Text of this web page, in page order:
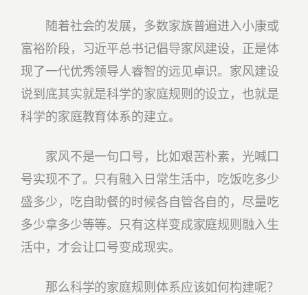
随着社会的发展，多数家族普遍进入小康或
富裕阶段，习近平总书记倡导家风建设，正是体
现了一代优秀领导人睿智的远见卓识。家风建设
说到底其实就是科学的家庭规则的设立，也就是
科学的家庭教育体系的建立。
家风不是一句口号，比如艰苦朴素，光喊口
号实现不了。只有融入日常生活中，吃饭吃多少
盛多少，吃自助餐的时候各自管各自的，尽量吃
多少拿多少等等。只有这样变成家庭规则融入生
活中，才会让口号变成现实。
那么科学的家庭规则体系应该如何构建呢？